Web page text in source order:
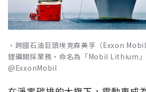
，跨國石油巨頭埃克森美孚（Exxon
鋰礦開採業務，命名為「Mobil Lithium
@ExxonMobil